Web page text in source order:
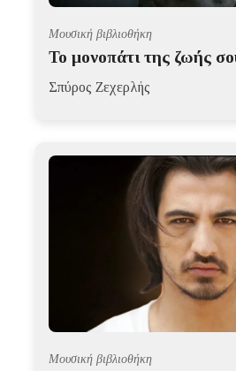
Μουσική βιβλιοθήκη
Το μονοπάτι της ζωής
Σπύρος Ζεχερλής
Μουσική βιβλιοθήκη